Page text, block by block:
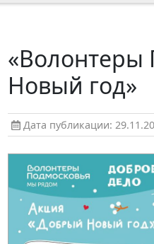
«Волонтеры
Новый год»
Дата публикации: